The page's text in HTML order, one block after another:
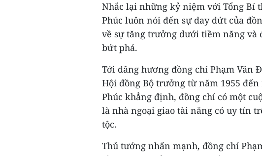
Nhắc lại những kỷ niệm với Tổng Bí
Phúc luôn nói đến sự day dứt của
về sự tăng trưởng dưới tiềm năng và
bứt phá.
Tới dâng hương đồng chí Phạm Văn
Hội đồng Bộ trưởng từ năm 1955
Phúc khẳng định, đồng chí có một
là nhà ngoại giao tài năng có uy tín
tộc.
Thủ tướng nhấn mạnh, đồng chí